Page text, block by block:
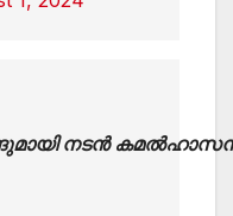
നടൻ